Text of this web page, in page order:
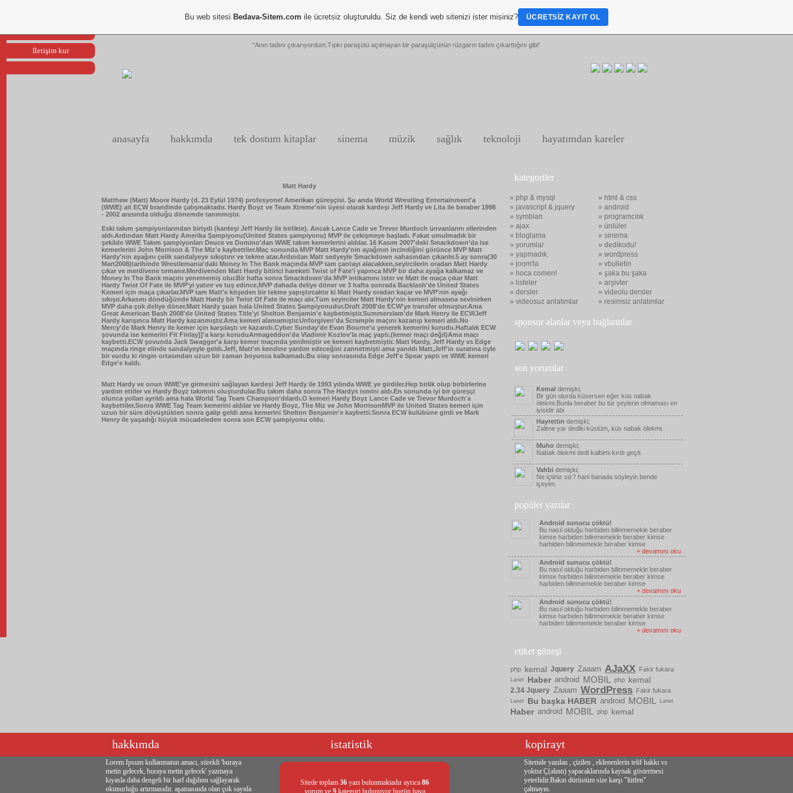
Reklam ver
Iletişim kur
“Anın tadını çıkarıyordum.Tıpkı paraşütü açılmayan bir paraşütçünün rüzgarın tadını çıkarttığını gibi“
anasayfa hakkımda tek dostum kitaplar sinema müzik sağlık teknoloji hayatımdan kareler
Matt Hardy
Matthew (Matt) Moore Hardy (d. 23 Eylül 1974) profesyonel Amerikan güreşçisi. Şu anda World Wrestling Entertainment'a
(WWE) ait ECW brandinde çalışmaktadır. Hardy Boyz ve Team Xtreme'nin üyesi olarak kardeşi Jeff Hardy ve Lita ile beraber 1998
- 2002 arasında olduğu dönemde tanınmıştır.
Eski takım şampiyonlarından biriydi (kardeşi Jeff Hardy ile birlikte). Ancak Lance Cade ve Trevor Murdoch ünvanlarını ellerinden
aldı.Ardından Matt Hardy Amerika Şampiyonu(United States şampiyonu) MVP ile çekişmeye başladı. Fakat umulmadık bir
şekilde WWE Takım şampiyonları Deuce ve Domino'dan WWE takım kemerlerini aldılar. 16 Kasım 2007'deki Smackdown'da ise
kemerlerini John Morrison & The Miz'e kaybettiler.Maç sonunda MVP Matt Hardy'nin ayağının incindiğini görünce MVP Matt
Hardy'nin ayağını çelik sandalyeye sıkıştırır ve tekme atar.Ardından Matt sedyeyle Smackdown sahasından çıkarılır.5 ay sonra(30
Mart2008)tarihinde Wrestlemania'daki Money In The Bank maçında MVP tam çantayı alacakken,seyircilerin oradan Matt Hardy
çıkar ve merdivene tırmanır.Merdivenden Matt Hardy bitirici hareketi Twist of Fate'i yapınca MVP bir daha ayağa kalkamaz ve
Money In The Bank maçını yenememiş olur.Bir hafta sonra Smackdown'da MVP intikamını ister ve Matt ile maça çıkar Matt
Hardy Twist Of Fate ile MVP'yi yatırır ve tuş edince,MVP dahada deliye döner ve 3 hafta sonrada Backlash'de United States
Kemeri için maça çıkarlar.MVP tam Matt'e köşeden bir tekme yapıştırcaktır ki Matt Hardy oradan kaçar ve MVP'nin ayağı
sıkışır.Arkasını döndüğünde Matt Hardy bir Twist Of Fate ile maçı alır.Tüm seyirciler Matt Hardy'nin kemeri almasına sevinirken
MVP daha çok deliye döner.Matt Hardy şuan hala United States Şampiyonudur.Draft 2008'de ECW'ye transfer olmuştur.Ama
Great American Bash 2008'de United States Title'yi Shelton Benjamin'e kaybetmiştir.Summerslam'de Mark Henry ile ECWJeff
Hardy karışınca Matt Hardy kazanmıştır.Ama kemeri alamamıştır.Unforgiven'da Scrample maçını kazanıp kemeri aldı.No
Mercy'de Mark Henry ile kemer için karşılaştı ve kazandı.Cyber Sunday'de Evan Bourne'u yenerek kemerini korudu.Haftalık ECW
şovunda ise kemerini Fit Finlay]]'a karşı koruduArmageddon'da Vladimir Kozlov'la maç yaptı.(kemer maçı değil)Ama maçı
kaybetti.ECW şovunda Jack Swagger'a karşı kemer maçında yenilmiştir ve kemeri kaybetmiştir. Matt Hardy, Jeff Hardy vs Edge
maçında ringe elinde sandalyeyle geldi.Jeff, Matt'ın kendine yardım edeceğini zannetmişti ama yanıldı Matt,Jeff'in suratına öyle
bir vurdu ki ringin ortasından uzun bir zaman boyunca kalkamadı.Bu olay sonrasında Edge Jeff'e Spear yaptı ve WWE kemeri
Edge'e kaldı.
Matt Hardy ve onun WWE'ye girmesini sağlayan kardeşi Jeff Hardy ile 1993 yılında WWE ye girdiler.Hep birlik olup birbirlerine
yardım ettiler ve Hardy Boyz takımını oluşturdular.Bu takım daha sonra The Hardys ismini aldı.En sonunda iyi bir güreşçi
olunca yolları ayrıldı ama hala World Tag Team Champion'dılardı.O kemeri Hardy Boyz Lance Cade ve Trevor Murdoch'a
kaybettiler.Sonra WWE Tag Team kemerini aldılar ve Hardy Boyz, The Miz ve John MorrisonMVP ile United States kemeri için
uzun bir süre dövüştükten sonra galip geldi ama kemerini Shelton Benjamin'e kaybetti.Sonra ECW kulübüne girdi ve Mark
Henry ile yaşadığı büyük mücadeleden sonra son ECW şampiyonu oldu.
kategoriler
» php & mysql
» html & css
» javascript & jquery
» android
» symbian
» programcılık
» ajax
» ünlüler
» bloglama
» sinema
» yorumlar
» dedikodu!
» yapmadık.
» wordpress
» joom'la
» vbulletin
» hoca comen!
» şaka bu şaka
» listeler
» arşivler
» dersler
» videolu dersler
» videosuz anlatımlar
» resimsiz anlatımlar
sponsor alanlar veya bağlantılar
son yorumlar
Kemal demişki;
Bir gün olurda küsersen eğer küs nabak
ölekmi.Bunla beraber bu tür şeylerin olmaması en
iyisidir abi
Hayrettin demişki;
Zalime yar dediki küstüm, küs nabak ölekmi.
Muho demişki;
Nabak ölekmi dedi kalbimi kırdı geçti.
Vahbi demişki;
Ne içtiniz siz? hani banada söyleyin bende
içeyim.
popüler yazılar
Android sunucu çöktü!
Bu nasıl olduğu harbiden bilinmemekle beraber
kimse harbiden bilinmemekle beraber kimse
harbiden bilinmemekle beraber kimse
+ devamını oku
Android sunucu çöktü!
Bu nasıl olduğu harbiden bilinmemekle beraber
kimse harbiden bilinmemekle beraber kimse
harbiden bilinmemekle beraber kimse
+ devamını oku
Android sunucu çöktü!
Bu nasıl olduğu harbiden bilinmemekle beraber
kimse harbiden bilinmemekle beraber kimse
harbiden bilinmemekle beraber kimse
+ devamını oku
etiket güneşi
php kemal Jquery Zaaam AJaXX Fakir fukara
Lanet Haber android MOBIL php kemal
2.34 Jquery Zaaam WordPress Fakir fukara
Lanet Bu başka HABER android MOBIL Lanet
Haber android MOBIL php kemal
hakkımda istatistik kopirayt
Lorem Ipsum kullanmanın amacı, sürekli 'buraya
metin gelecek, buraya metin gelecek' yazmaya
kıyasla daha dengeli bir harf dağılımı sağlayarak
okunurluğu artırmasıdır. aşamasında olan çok sayıda
Sitede toplam 36 yazı bulunmaktadır ayrıca 86
yorum ve 9kategori bulunuyor bugün hava
Sitemde yazılan , çizilen , eklenenlerin telif hakkı vs
yoktur.Ç(alıntı) yapacaklarında kaynak göstermesi
yeterlidir.Bakın dürüstüm size karşı "lütfen"
çalmayın.
Bu web sitesi Bedava-Sitem.com ile ücretsiz oluşturuldu. Siz de kendi web sitenizi ister misiniz? ÜCRETSIZ KAYIT OL